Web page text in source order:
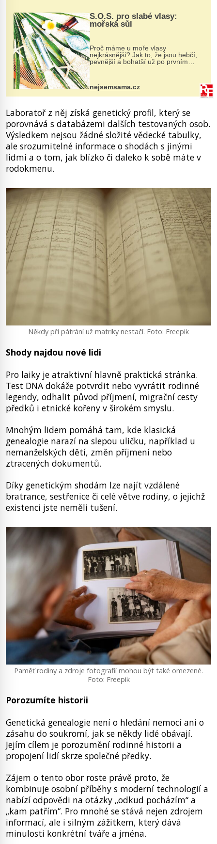
S.O.S. pro slabé vlasy:
mořská sůl
Proč máme u moře vlasy
nejkrásnější? Jak to, že jsou hebčí,
pevnější a bohatší už po prvním
vykoupání? Protože sůl obsažená v
vlasy. ...
nejsemsama.cz
Laboratoř z něj získá genetický profil, který se
porovnává s databázemi dalších testovaných osob.
Výsledkem nejsou žádné složité vědecké tabulky,
ale srozumitelné informace o shodách s jinými
lidmi a o tom, jak blízko či daleko k sobě máte v
rodokmenu.
Někdy při pátrání už matriky nestačí. Foto: Freepik
Shody najdou nové lidi
Pro laiky je atraktivní hlavně praktická stránka.
Test DNA dokáže potvrdit nebo vyvrátit rodinné
legendy, odhalit původ příjmení, migrační cesty
předků i etnické kořeny v širokém smyslu.
Mnohým lidem pomáhá tam, kde klasická
genealogie narazí na slepou uličku, například u
nemanželských dětí, změn příjmení nebo
ztracených dokumentů.
Díky genetickým shodám lze najít vzdálené
bratrance, sestřenice či celé větve rodiny, o jejichž
existenci jste neměli tušení.
Paměť rodiny a zdroje fotografií mohou být také omezené.
Foto: Freepik
Porozumíte historii
Genetická genealogie není o hledání nemocí ani o
zásahu do soukromí, jak se někdy lidé obávají.
Jejím cílem je porozumění rodinné historii a
propojení lidí skrze společné předky.
Zájem o tento obor roste právě proto, že
kombinuje osobní příběhy s moderní technologií a
nabízí odpovědi na otázky „odkud pocházím“ a
„kam patřím“. Pro mnohé se stává nejen zdrojem
informací, ale i silným zážitkem, který dává
minulosti konkrétní tváře a jména.